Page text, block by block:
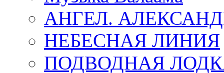
АНГЕЛ.
НЕБЕСНАЯ ЛИНИЯ
ПОДВОДНАЯ